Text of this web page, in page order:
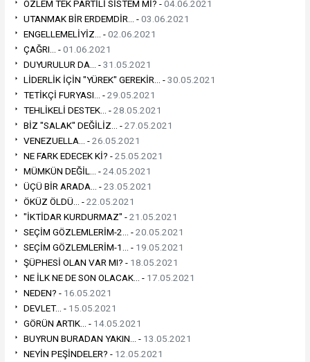
ÖZLEM TEK PARTİLİ SİSTEM Mİ? -04.06.2021
UTANMAK BİR ERDEMDİR... -03.06.2021
ENGELLEMELİYİZ... -02.06.2021
ÇAĞRI... -01.06.2021
DUYURULUR DA... -31.05.2021
LİDERLİK İÇİN "YÜREK" GEREKİR... -30.05.2021
TETİKÇİ FURYASI... -29.05.2021
TEHLİKELİ DESTEK... -28.05.2021
BİZ "SALAK" DEĞİLİZ... -27.05.2021
VENEZUELLA... -26.05.2021
NE FARK EDECEK Kİ? -25.05.2021
MÜMKÜN DEĞİL... -24.05.2021
ÜÇÜ BİR ARADA... -23.05.2021
ÖKÜZ ÖLDÜ... -22.05.2021
"İKTİDAR KURDURMAZ" -21.05.2021
SEÇİM GÖZLEMLERİM-2... -20.05.2021
SEÇİM GÖZLEMLERİM-1... - 19.05.2021
ŞÜPHESİ OLAN VAR MI? - 18.05.2021
NE İLK NE DE SON OLACAK... - 17.05.2021
NEDEN? - 16.05.2021
DEVLET... - 15.05.2021
GÖRÜN ARTIK... - 14.05.2021
BUYRUN BURADAN YAKIN... - 13.05.2021
NEYİN PEŞİNDELER? - 12.05.2021